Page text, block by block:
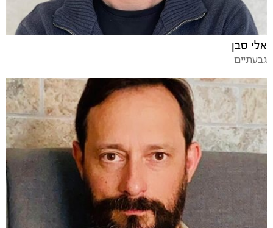
אלי סבן
גבעתיים